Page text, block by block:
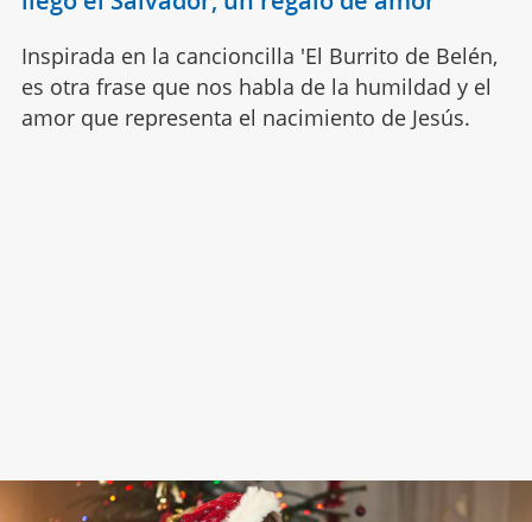
Inspirada en la cancioncilla 'El Burrito de Belén,
es otra frase que nos habla de la humildad y el
amor que representa el nacimiento de Jesús.